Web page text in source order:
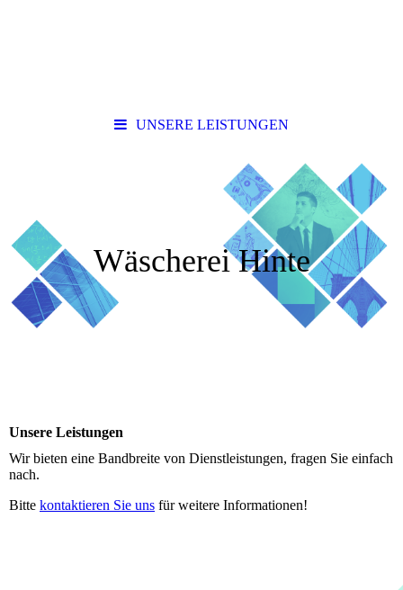
UNSERE LEISTUNGEN
Wäscherei Hinte
Unsere Leistungen
Wir bieten eine Bandbreite von Dienstleistungen, fragen Sie einfach
nach.
Bitte kontaktieren Sie uns für weitere Informationen!